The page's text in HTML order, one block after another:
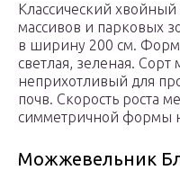
Классический
массивов и парковых
в ширину 200 см.
светлая, зеленая.
неприхотливый для
почв. Скорость роста
симметричной формы
Можжевельник